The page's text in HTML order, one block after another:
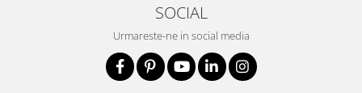
SOCIAL
Urmareste-ne in social media